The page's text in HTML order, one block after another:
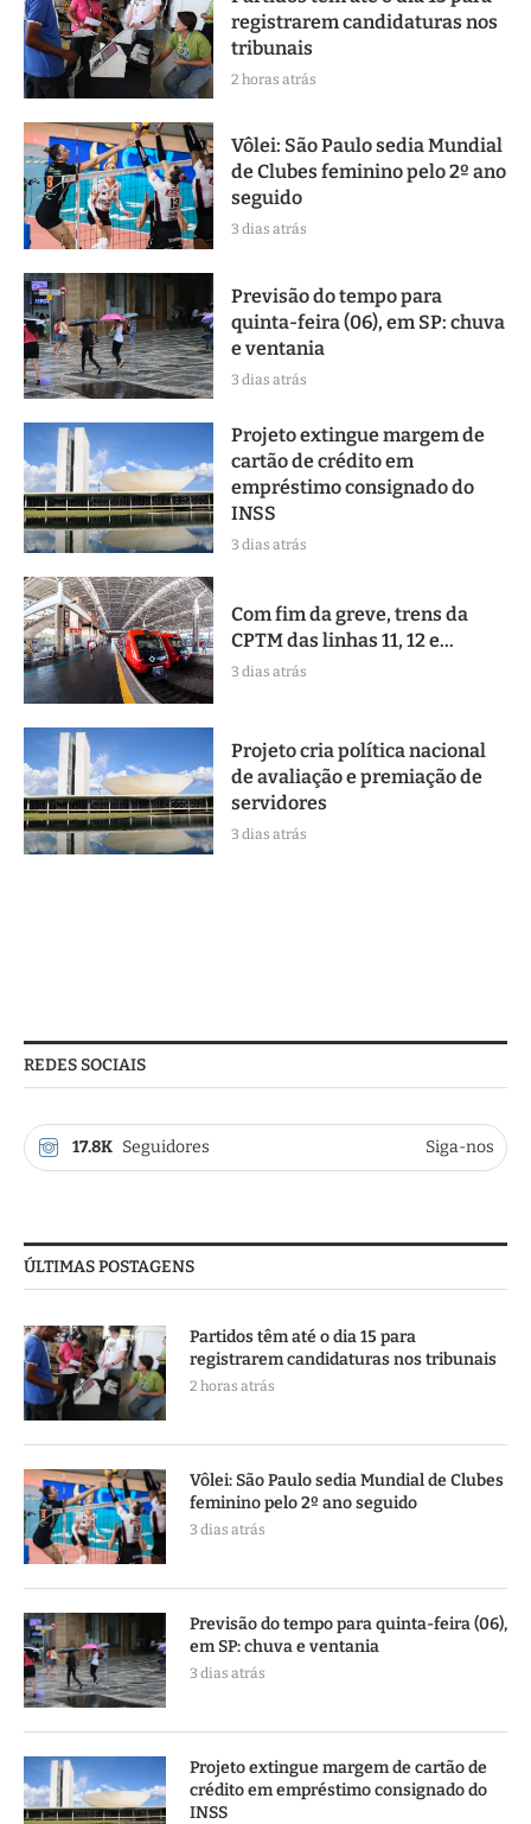
registrarem candidaturas nos
tribunais
2 horas atrás
Vôlei: São Paulo sedia Mundial
de Clubes feminino pelo 2º ano
seguido
3 dias atrás
Previsão do tempo para
quinta-feira (06), em SP: chuva
e ventania
3 dias atrás
Projeto extingue margem de
cartão de crédito em
empréstimo consignado do
INSS
3 dias atrás
Com fim da greve, trens da
CPTM das linhas 11, 12 e...
3 dias atrás
Projeto cria política nacional
de avaliação e premiação de
servidores
3 dias atrás
REDES SOCIAIS
17.8K Seguidores Siga-nos
ÚLTIMAS POSTAGENS
Partidos têm até o dia 15 para
registrarem candidaturas nos tribunais
2 horas atrás
Vôlei: São Paulo sedia Mundial de Clubes
feminino pelo 2º ano seguido
3 dias atrás
Previsão do tempo para quinta-feira (06),
em SP: chuva e ventania
3 dias atrás
Projeto extingue margem de cartão de
crédito em empréstimo consignado do
INSS